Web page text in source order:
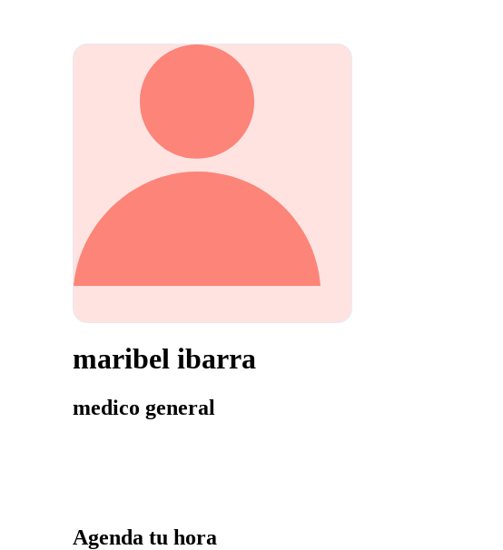
maribel ibarra
medico general
Agenda tu hora